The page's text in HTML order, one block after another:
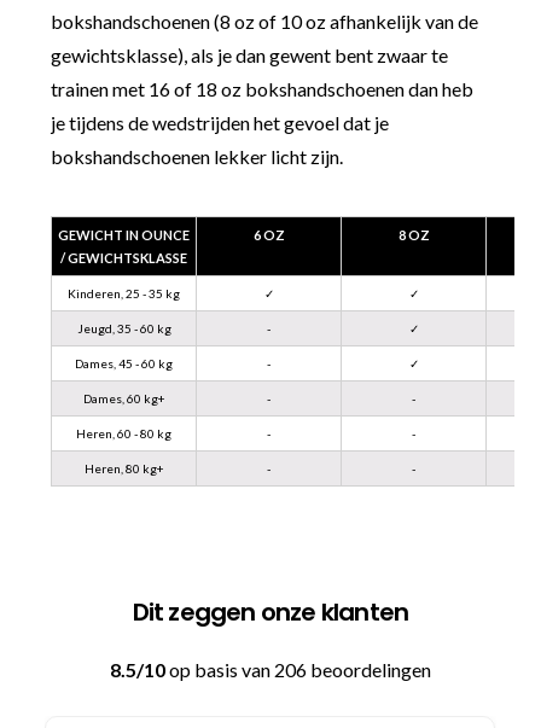
bokshandschoenen (8 oz of 10 oz afhankelijk van de
gewichtsklasse), als je dan gewent bent zwaar te
trainen met 16 of 18 oz bokshandschoenen dan heb
je tijdens de wedstrijden het gevoel dat je
bokshandschoenen lekker licht zijn.
GEWICHT IN OUNCE
/ GEWICHTSKLASSE
6 OZ 8 OZ
Kinderen, 25 - 35 kg ✓ ✓
Jeugd, 35 - 60 kg - ✓
Dames, 45 - 60 kg - ✓
Dames, 60 kg+ - -
Heren, 60 - 80 kg - -
Heren, 80 kg+ - -
Dit zeggen onze klanten
8.5/10op basis van 206 beoordelingen